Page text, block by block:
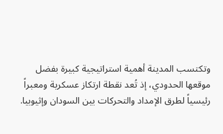
وتكتسب المدينة أهمية استراتيجية كبيرة بفضل
موقعها الحدودي، إذ تُعد نقطة ارتكاز عسكرية ومعبراً
رئيسياً لطرق الإمداد والتحركات بين السودان وإثيوبيا.